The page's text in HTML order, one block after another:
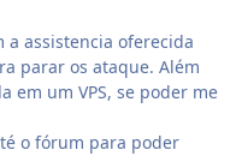
a assistencia oferecida
parar os ataque. Além
em um VPS, se poder me
o fórum para poder